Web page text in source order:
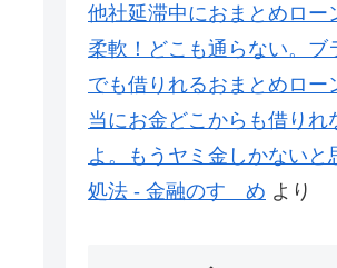
他社延滞中におまとめロー
柔軟！どこも通らない。ブ
でも借りれるおまとめロー
当にお金どこからも借りれ
よ。もうヤミ金しかないと
処法 - 金融のすゝめ より